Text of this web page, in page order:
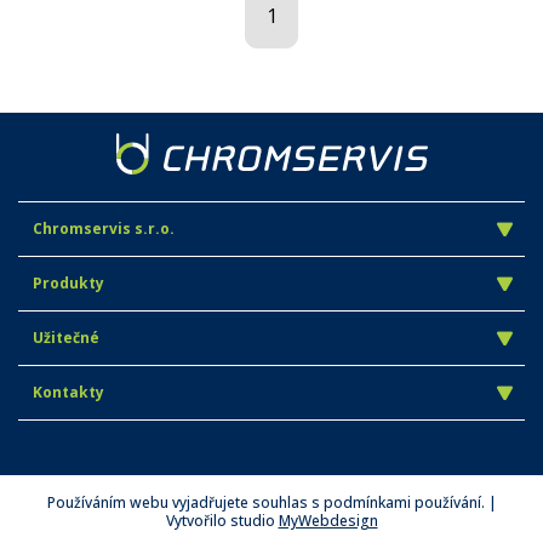
1
Chromservis s.r.o.
Produkty
Užitečné
Kontakty
Používáním webu vyjadřujete souhlas s podmínkami používání. |
Vytvořilo studio MyWebdesign